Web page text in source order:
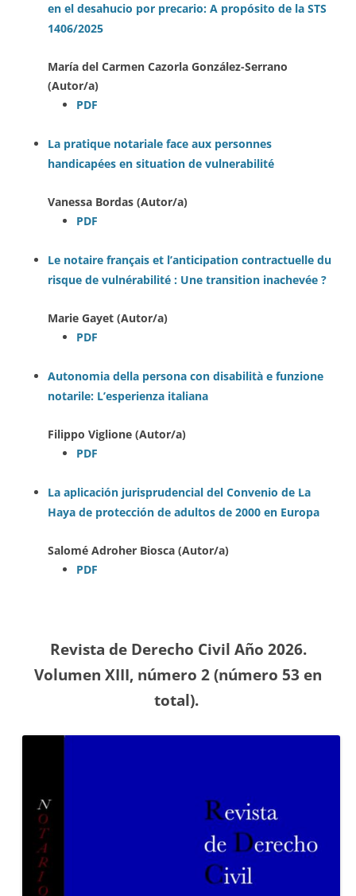
en el desahucio por precario: A propósito de la STS
1406/2025
María del Carmen Cazorla González-Serrano
(Autor/a)
PDF
La pratique notariale face aux personnes
handicapées en situation de vulnerabilité
Vanessa Bordas (Autor/a)
PDF
Le notaire français et l’anticipation contractuelle du
risque de vulnérabilité : Une transition inachevée ?
Marie Gayet (Autor/a)
PDF
Autonomia della persona con disabilità e funzione
notarile: L’esperienza italiana
Filippo Viglione (Autor/a)
PDF
La aplicación jurisprudencial del Convenio de La
Haya de protección de adultos de 2000 en Europa
Salomé Adroher Biosca (Autor/a)
PDF
Revista de Derecho Civil Año 2026.
Volumen XIII, número 2 (número 53 en
total).